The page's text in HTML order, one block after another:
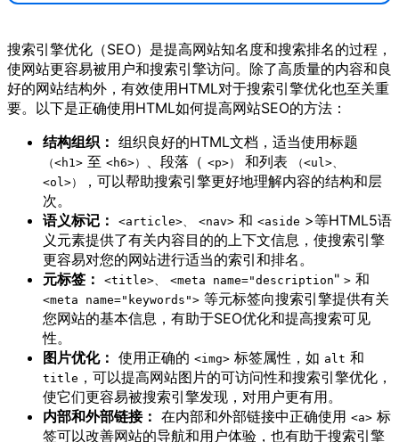
搜索引擎优化（SEO）是提高网站知名度和搜索排名的过程，
使网站更容易被用户和搜索引擎访问。除了高质量的内容和良
好的网站结构外，有效使用HTML对于搜索引擎优化也至关重
要。以下是正确使用HTML如何提高网站SEO的方法：
结构组织： 组织良好的HTML文档，适当使用标题
（<h1> 至 <h6>） 、段落（ <p>） 和列表
（<ul>、
<ol>）
，可以帮助搜索引擎更好地理解内容的结构和层
次。
语义标记：
<article>、 <nav> 和 <aside >等HTML5语
义元素提供了有关内容目的的上下文信息，使搜索引擎
更容易对您的网站进行适当的索引和排名。
元标签：
<title>、 <meta name="description" > 和
<meta name="keywords"> 等元标签向搜索引擎提供有关
您网站的基本信息，有助于SEO优化和提高搜索可见
性。
图片优化： 使用正确的 <img> 标签属性，如 alt 和
title ，可以提高网站图片的可访问性和搜索引擎优化，
使它们更容易被搜索引擎发现，对用户更有用。
内部和外部链接： 在内部和外部链接中正确使用 <a> 标
签可以改善网站的导航和用户体验，也有助于搜索引擎